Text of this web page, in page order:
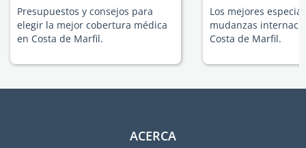
Presupuestos y consejos para
elegir la mejor cobertura médica
en Costa de Marfil.
Los mejores
mudanzas
Costa de Marfil.
ACERCA